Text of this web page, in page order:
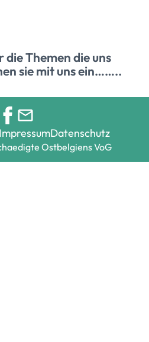
die Themen die uns
sie mit uns ein……..
Datenschutz
Ostbelgiens VoG